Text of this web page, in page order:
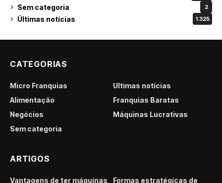
Sem categoria 2
Últimas notícias 1.325
CATEGORIAS
Micro Franquias
Últimas notícias
Alimentação
Franquias Baratas
Negócios
Máquinas Lucrativas
Sem categoria
ARTIGOS
Vantagens de ter máquinas Formas estratégicas de